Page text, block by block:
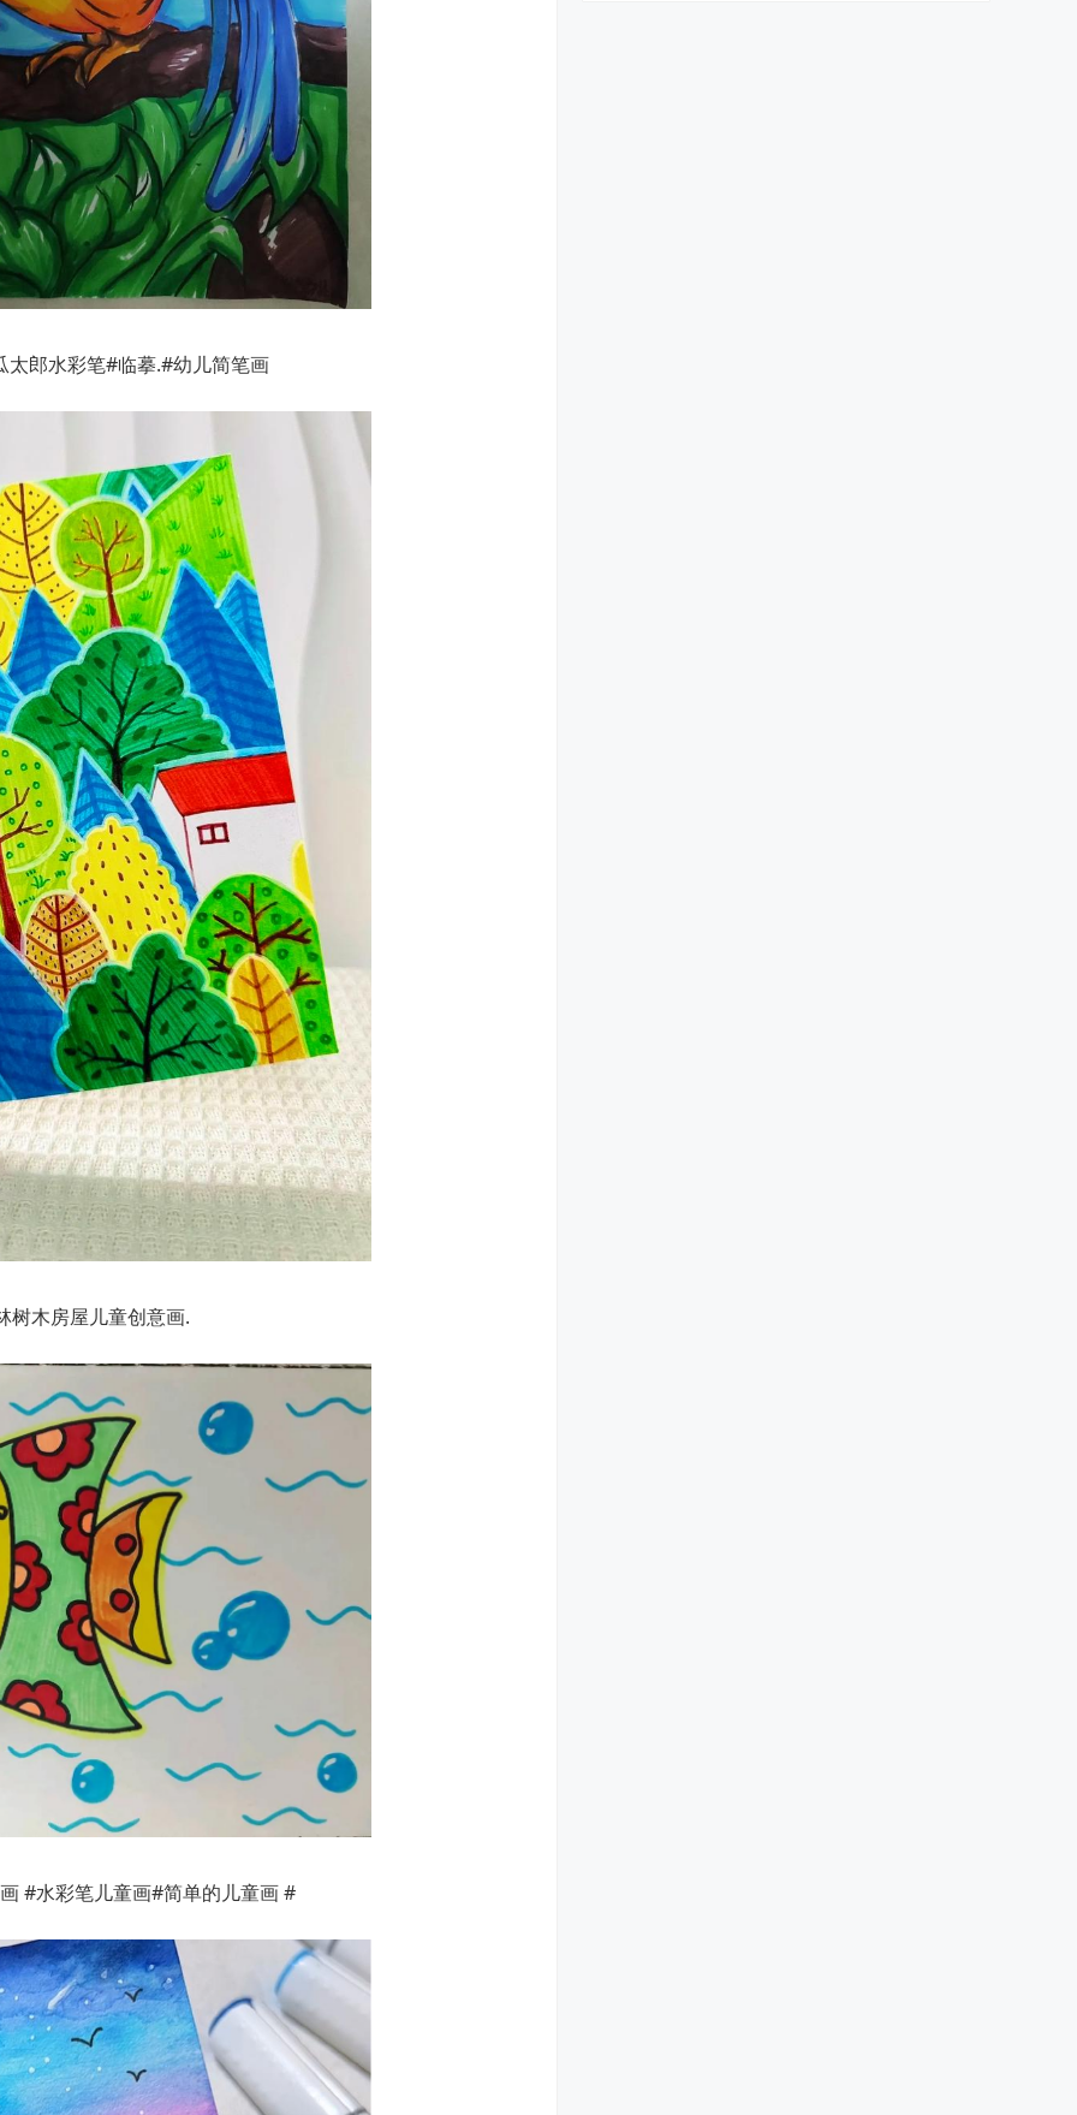
太郎水彩笔#临摹.#幼儿简笔画
树木房屋儿童创意画.
#水彩笔儿童画#简单的儿童画 #